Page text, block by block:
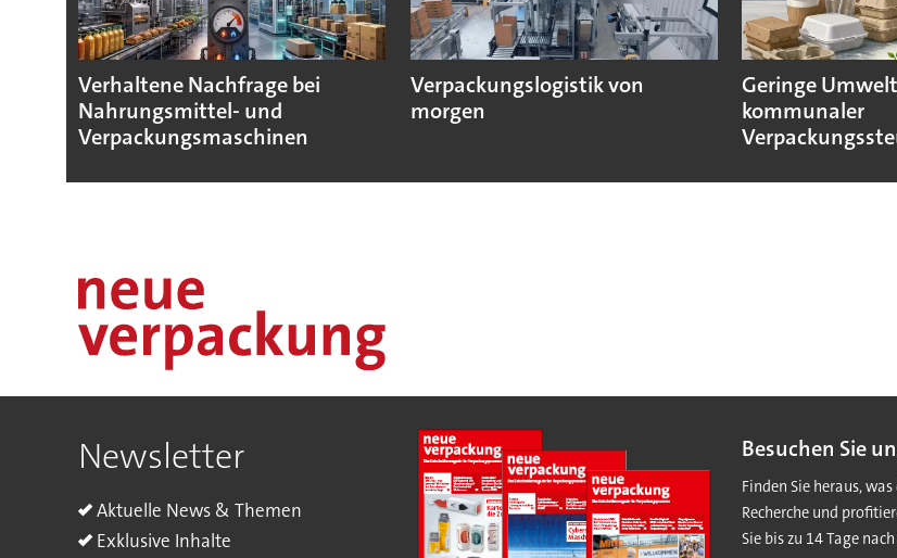
Verhaltene Nachfrage bei
Nahrungsmittel- und
Verpackungsmaschinen
Verpackungslogistik von
morgen
Geringe
kommunaler
Newsletter
Aktuelle News & Themen
Exklusive Inhalte
Besuchen Sie
Finden Sie heraus,
Recherche und
Sie bis zu 14 Tage